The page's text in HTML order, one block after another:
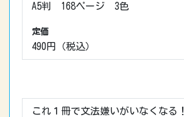
A5判 168ページ 3色
定価
490円（税込）
これ１冊で文法嫌いがいなくなる！